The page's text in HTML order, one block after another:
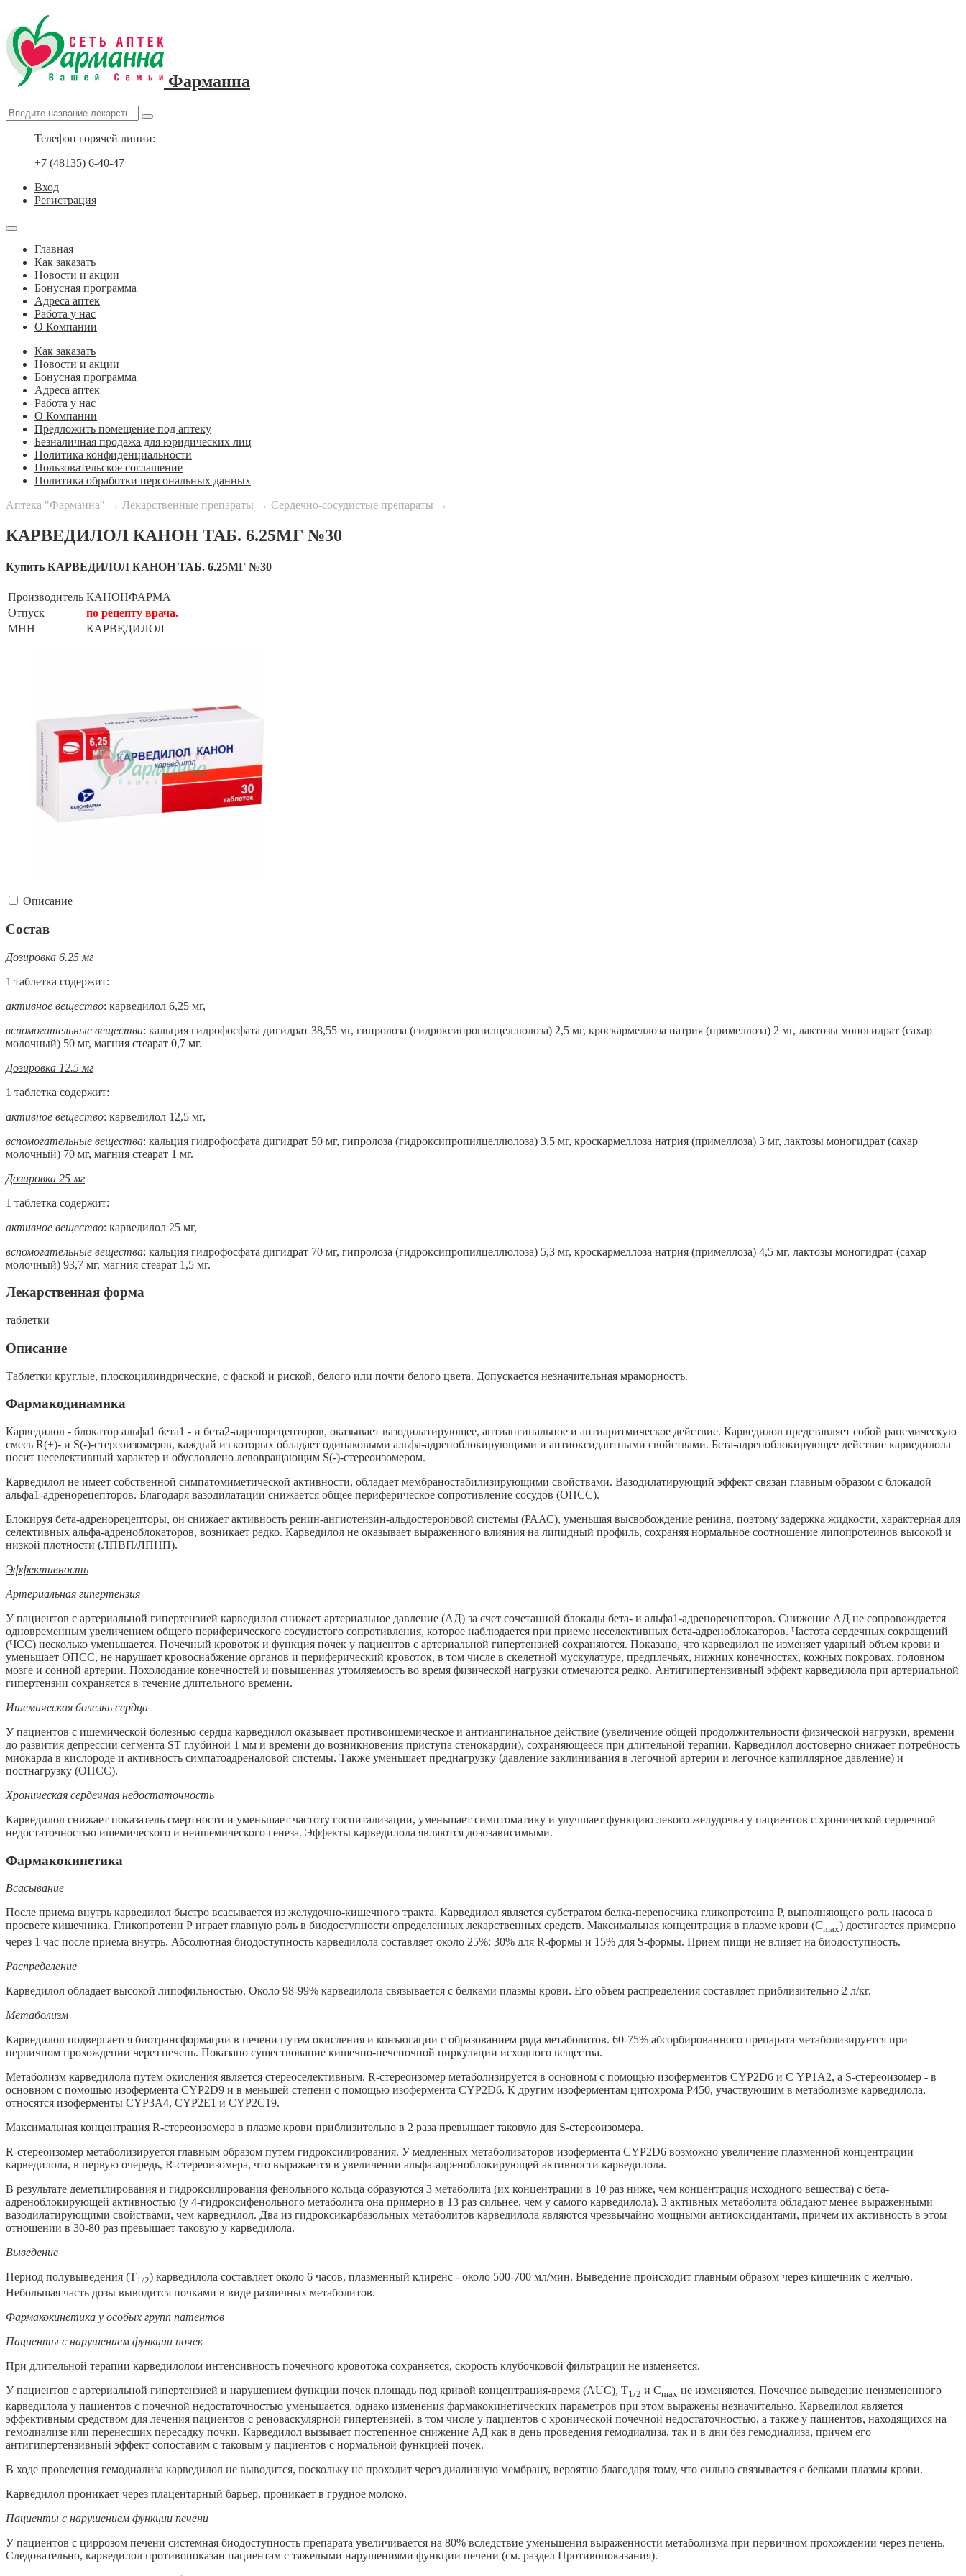
Фарманна
Телефон горячей линии:
+7 (48135) 6-40-47
Вход
Регистрация
Главная
Как заказать
Новости и акции
Бонусная программа
Адреса аптек
Работа у нас
О Компании
Как заказать
Новости и акции
Бонусная программа
Адреса аптек
Работа у нас
О Компании
Предложить помещение под аптеку
Безналичная продажа для юридических лиц
Политика конфиденциальности
Пользовательское соглашение
Политика обработки персональных данных
Аптека "Фарманна" → Лекарственные препараты → Сердечно-сосудистые препараты →
КАРВЕДИЛОЛ КАНОН ТАБ. 6.25МГ №30
Купить КАРВЕДИЛОЛ КАНОН ТАБ. 6.25МГ №30
Производитель КАНОНФАРМА
Отпуск
по рецепту врача.
МНН
КАРВЕДИЛОЛ
Описание
Состав
Дозировка 6.25 мг
1 таблетка содержит:
активное вещество: карведилол 6,25 мг,
вспомогательные вещества: кальция гидрофосфата дигидрат 38,55 мг, гипролоза (гидроксипропилцеллюлоза) 2,5 мг, кроскармеллоза натрия (примеллоза) 2 мг, лактозы моногидрат (сахар
молочный) 50 мг, магния стеарат 0,7 мг.
Дозировка 12.5 мг
1 таблетка содержит:
активное вещество: карведилол 12,5 мг,
вспомогательные вещества: кальция гидрофосфата дигидрат 50 мг, гипролоза (гидроксипропилцеллюлоза) 3,5 мг, кроскармеллоза натрия (примеллоза) 3 мг, лактозы моногидрат (сахар
молочный) 70 мг, магния стеарат 1 мг.
Дозировка 25 мг
1 таблетка содержит:
активное вещество: карведилол 25 мг,
вспомогательные вещества: кальция гидрофосфата дигидрат 70 мг, гипролоза (гидроксипропилцеллюлоза) 5,3 мг, кроскармеллоза натрия (примеллоза) 4,5 мг, лактозы моногидрат (сахар
молочный) 93,7 мг, магния стеарат 1,5 мг.
Лекарственная форма
таблетки
Описание
Таблетки круглые, плоскоцилиндрические, с фаской и риской, белого или почти белого цвета. Допускается незначительная мраморностъ.
Фармакодинамика
Карведилол - блокатор альфа1 бета1 - и бета2-адренорецепторов, оказывает вазодилатирующее, антиангинальное и антиаритмическое действие. Карведилол представляет собой рацемическую
смесь R(+)- и S(-)-стереоизомеров, каждый из которых обладает одинаковыми альфа-адреноблокирующими и антиоксидантными свойствами. Бета-адреноблокирующее действие карведилола
носит неселективный характер и обусловлено левовращающим S(-)-стереоизомером.
Карведилол не имеет собственной симпатомиметической активности, обладает мембраностабилизирующими свойствами. Вазодилатирующий эффект связан главным образом с блокадой
альфа1-адренорецепторов. Благодаря вазодилатации снижается общее периферическое сопротивление сосудов (ОПСС).
Блокируя бета-адренорецепторы, он снижает активность ренин-ангиотензин-альдостероновой системы (РААС), уменьшая высвобождение ренина, поэтому задержка жидкости, характерная для
селективных альфа-адреноблокаторов, возникает редко. Карведилол не оказывает выраженного влияния на липидный профиль, сохраняя нормальное соотношение липопротеинов высокой и
низкой плотности (ЛПВП/ЛПНП).
Эффективность
Артериальная гипертензия
У пациентов с артериальной гипертензией карведилол снижает артериальное давление (АД) за счет сочетанной блокады бета- и альфа1-адренорецепторов. Снижение АД не сопровождается
одновременным увеличением общего периферического сосудистого сопротивления, которое наблюдается при приеме неселективных бета-адреноблокаторов. Частота сердечных сокращений
(ЧСС) несколько уменьшается. Почечный кровоток и функция почек у пациентов с артериальной гипертензией сохраняются. Показано, что карведилол не изменяет ударный объем крови и
уменьшает ОПСС, не нарушает кровоснабжение органов и периферический кровоток, в том числе в скелетной мускулатуре, предплечьях, нижних конечностях, кожных покровах, головном
мозге и сонной артерии. Похолодание конечностей и повышенная утомляемость во время физической нагрузки отмечаются редко. Антигипертензивный эффект карведилола при артериальной
гипертензии сохраняется в течение длительного времени.
Ишемическая болезнь сердца
У пациентов с ишемической болезнью сердца карведилол оказывает противоишемическое и антиангинальное действие (увеличение общей продолжительности физической нагрузки, времени
до развития депрессии сегмента ST глубиной 1 мм и времени до возникновения приступа стенокардии), сохраняющееся при длительной терапии. Карведилол достоверно снижает потребность
миокарда в кислороде и активность симпатоадреналовой системы. Также уменьшает преднагрузку (давление заклинивания в легочной артерии и легочное капиллярное давление) и
постнагрузку (ОПСС).
Хроническая сердечная недостаточность
Карведилол снижает показатель смертности и уменьшает частоту госпитализации, уменьшает симптоматику и улучшает функцию левого желудочка у пациентов с хронической сердечной
недостаточностью ишемического и неишемического генеза. Эффекты карведилола являются дозозависимыми.
Фармакокинетика
Всасывание
После приема внутрь карведилол быстро всасывается из желудочно-кишечного тракта. Карведилол является субстратом белка-переносчика гликопротеина Р, выполняющего роль насоса в
просвете кишечника. Гликопротеин Р играет главную роль в биодоступности определенных лекарственных средств. Максимальная концентрация в плазме крови (Сmах) достигается примерно
через 1 час после приема внутрь. Абсолютная биодоступность карведилола составляет около 25%: 30% для R-формы и 15% для S-формы. Прием пищи не влияет на биодоступность.
Распределение
Карведилол обладает высокой липофильностью. Около 98-99% карведилола связывается с белками плазмы крови. Его объем распределения составляет приблизительно 2 л/кг.
Метаболизм
Карведилол подвергается биотрансформации в печени путем окисления и конъюгации с образованием ряда метаболитов. 60-75% абсорбированного препарата метаболизируется при
первичном прохождении через печень. Показано существование кишечно-печеночной циркуляции исходного вещества.
Метаболизм карведилола путем окисления является стереоселективным. R-стереоизомер метаболизируется в основном с помощью изоферментов CYP2D6 и С YP1А2, а S-стереоизомер - в
основном с помощью изофермента CYP2D9 и в меньшей степени с помощью изофермента CYP2D6. К другим изоферментам цитохрома Р450, участвующим в метаболизме карведилола,
относятся изоферменты CYP3A4, CYP2E1 и CYP2C19.
Максимальная концентрация R-стереоизомера в плазме крови приблизительно в 2 раза превышает таковую для S-стереоизомера.
R-стереоизомер метаболизируется главным образом путем гидроксилирования. У медленных метаболизаторов изофермента CYP2D6 возможно увеличение плазменной концентрации
карведилола, в первую очередь, R-стереоизомера, что выражается в увеличении альфа-адреноблокирующей активности карведилола.
В результате деметилирования и гидроксилирования фенольного кольца образуются 3 метаболита (их концентрации в 10 раз ниже, чем концентрация исходного вещества) с бета-
адреноблокирующей активностью (у 4-гидроксифенольного метаболита она примерно в 13 раз сильнее, чем у самого карведилола). 3 активных метаболита обладают менее выраженными
вазодилатирующими свойствами, чем карведилол. Два из гидроксикарбазольных метаболитов карведилола являются чрезвычайно мощными антиоксидантами, причем их активность в этом
отношении в 30-80 раз превышает таковую у карведилола.
Выведение
Период полувыведения (Т1 /2) карведилола составляет около 6 часов, плазменный клиренс - около 500-700 мл/мин. Выведение происходит главным образом через кишечник с желчью.
Небольшая часть дозы выводится почками в виде различных метаболитов.
Фармакокинетика у особых групп патентов
Пациенты с нарушением функции почек
При длительной терапии карведилолом интенсивность почечного кровотока сохраняется, скорость клубочковой фильтрации не изменяется.
У пациентов с артериальной гипертензией и нарушением функции почек площадь под кривой концентрация-время (AUC), Т1/2 и Сmax не изменяются. Почечное выведение неизмененного
карведилола у пациентов с почечной недостаточностью уменьшается, однако изменения фармакокинетических параметров при этом выражены незначительно. Карведилол является
эффективным средством для лечения пациентов с реноваскулярной гипертензией, в том числе у пациентов с хронической почечной недостаточностью, а также у пациентов, находящихся на
гемодиализе или перенесших пересадку почки. Карведилол вызывает постепенное снижение АД как в день проведения гемодиализа, так и в дни без гемодиализа, причем его
антигипертензивный эффект сопоставим с таковым у пациентов с нормальной функцией почек.
В ходе проведения гемодиализа карведилол не выводится, поскольку не проходит через диализную мембрану, вероятно благодаря тому, что сильно связывается с белками плазмы крови.
Карведилол проникает через плацентарный барьер, проникает в грудное молоко.
Пациенты с нарушением функции печени
У пациентов с циррозом печени системная биодоступность препарата увеличивается на 80% вследствие уменьшения выраженности метаболизма при первичном прохождении через печень.
Следовательно, карведилол противопоказан пациентам с тяжелыми нарушениями функции печени (см. раздел Противопоказания).